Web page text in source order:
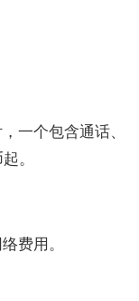
一个包含通话、
。
费用。